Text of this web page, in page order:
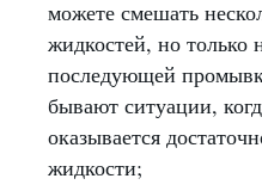
можете смешать
жидкостей, но только
последующей
бывают ситуации,
оказывается
жидкости;